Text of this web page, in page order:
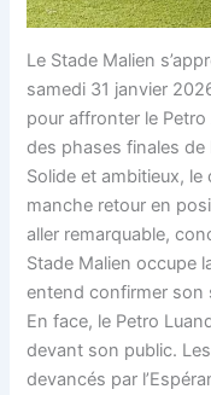
Le Stade Malien
samedi 31 janvier
pour affronter le Petro
des phases finales
Solide et ambitieux,
manche retour en
aller remarquable,
Stade Malien occupe
entend confirmer son
En face, le Petro
devant son public.
devancés par